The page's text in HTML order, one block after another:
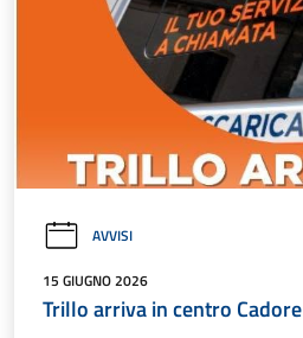
AVVISI
15 GIUGNO 2026
Trillo arriva in centro Cadore